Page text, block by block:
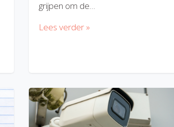
grijpen om de…
Lees verder »